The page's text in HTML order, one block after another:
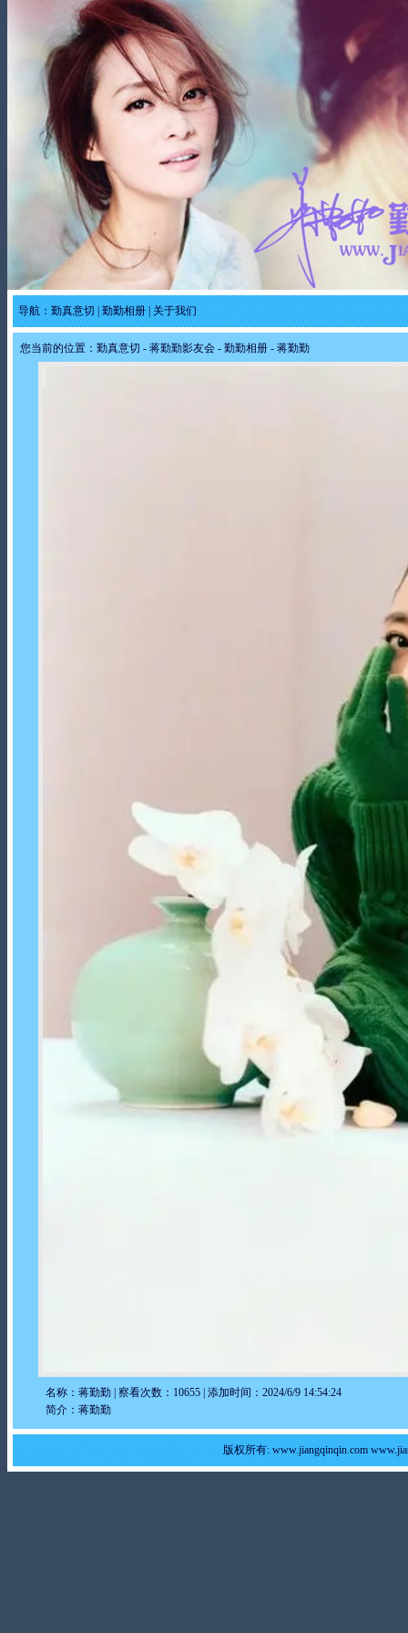
导航：勤真意切|勤勤相册|关于我们
您当前的位置： 勤真意切 - 蒋勤勤影友会 - 勤勤相册 - 蒋勤勤
名称：蒋勤勤 | 察看次数：10655 | 添加时间：2024/6/9 14:54:24
简介：蒋勤勤
版权所有: www.jiangqinqin.com